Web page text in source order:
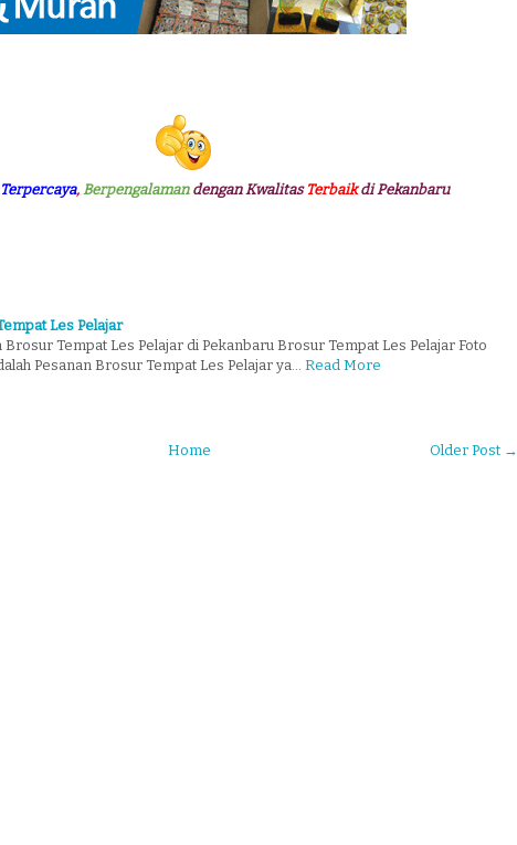
Terpercaya, Berpengalamandengan Kwalitas Terbaik di Pekanbaru
Les Pelajar
Brosur Tempat Les Pelajar di Pekanbaru Brosur Tempat Les Pelajar Foto
Pesanan Brosur Tempat Les Pelajar ya…
Read More
Older Post →
Home